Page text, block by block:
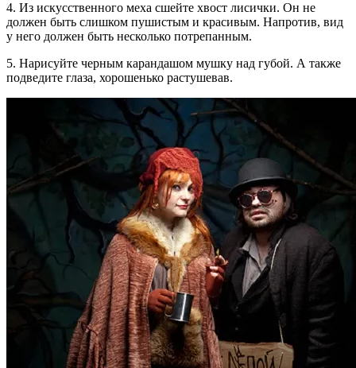
4. Из искусственного меха сшейте хвост лисички. Он не
должен быть слишком пушистым и красивым. Напротив, вид
у него должен быть несколько потрепанным.
5. Нарисуйте черным карандашом мушку над губой. А также
подведите глаза, хорошенько растушевав.